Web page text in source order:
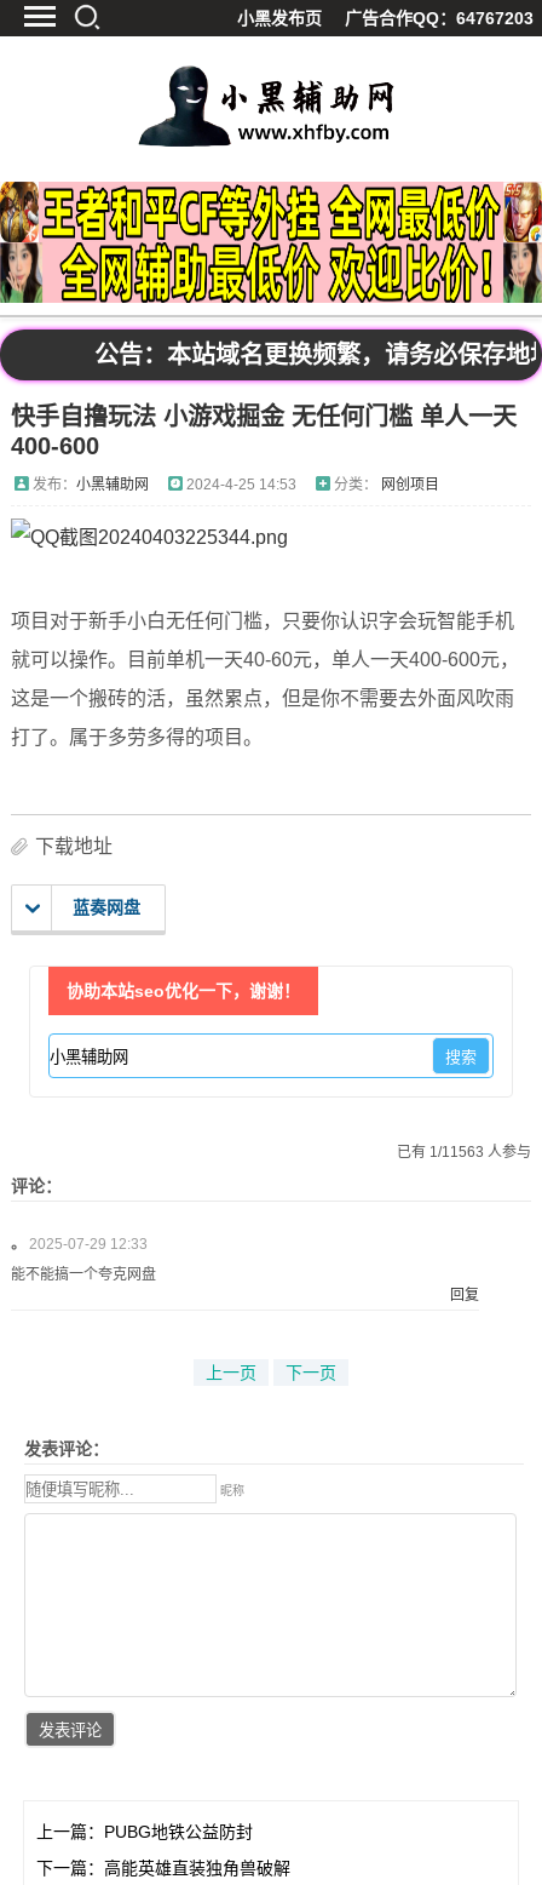
小黑发布页 广告合作QQ：64767203
精品软件
源码分享
资源宝库
影视解析
站内公告
公告：本站域名更换频繁，请务必保存
快手自撸玩法 小游戏掘金 无任何门槛 单人一天
400-600
发布： 小黑辅助网 2024-4-25 14:53 分类： 网创项目
项目对于新手小白无任何门槛，只要你认识字会玩智能手机
就可以操作。目前单机一天40-60元，单人一天400-600元，
这是一个搬砖的活，虽然累点，但是你不需要去外面风吹雨
打了。属于多劳多得的项目。
下载地址
蓝奏网盘
协助本站seo优化一下，谢谢！
已有 1/11563 人参与
评论：
。 2025-07-29 12:33
能不能搞一个夸克网盘
回复
上一页 下一页
发表评论：
昵称
上一篇： PUBG地铁公益防封
下一篇： 高能英雄直装独角兽破解